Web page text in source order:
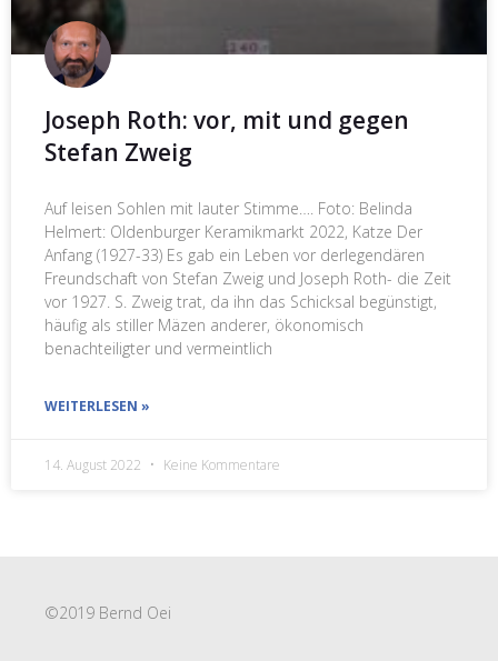
Joseph Roth: vor, mit und gegen
Stefan Zweig
Auf leisen Sohlen mit lauter Stimme…. Foto: Belinda
Helmert: Oldenburger Keramikmarkt 2022, Katze Der
Anfang (1927-33) Es gab ein Leben vor derlegendären
Freundschaft von Stefan Zweig und Joseph Roth- die Zeit
vor 1927. S. Zweig trat, da ihn das Schicksal begünstigt,
häufig als stiller Mäzen anderer, ökonomisch
benachteiligter und vermeintlich
WEITERLESEN »
14. August 2022 Keine Kommentare
©2019 Bernd Oei